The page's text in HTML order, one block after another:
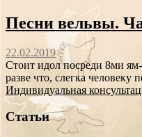
Песни вельвы.
22.02.2019
Стоит идол посреди 8ми
разве что, слегка
Индивидуальная
Статьи